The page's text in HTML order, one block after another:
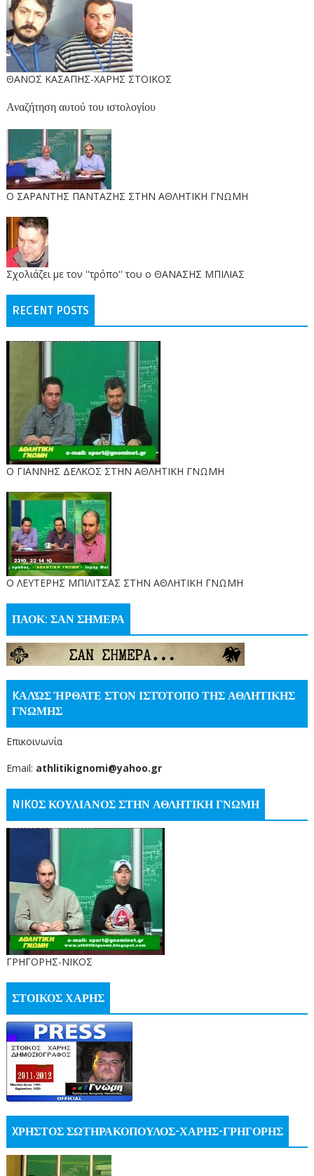
ΘΑΝΟΣ ΚΑΣΑΠΗΣ-ΧΑΡΗΣ ΣΤΟΙΚΟΣ
Αναζήτηση αυτού του ιστολογίου
O ΣΑΡΑΝΤΗΣ ΠΑΝΤΑΖΗΣ ΣΤΗΝ ΑΘΛΗΤΙΚΗ ΓΝΩΜΗ
Σχολιάζει με τον ''τρόπο'' του ο ΘΑΝΑΣΗΣ ΜΠΙΛΙΑΣ
RECENT POSTS
Ο ΓΙΑΝΝΗΣ ΔΕΛΚΟΣ ΣΤΗΝ ΑΘΛΗΤΙΚΗ ΓΝΩΜΗ
O ΛΕΥΤΕΡΗΣ ΜΠΙΛΙΤΣΑΣ ΣΤΗΝ ΑΘΛΗΤΙΚΗ ΓΝΩΜΗ
ΠΑΟΚ: ΣΑΝ ΣΗΜΕΡΑ
KΑΛΏΣ ΉΡΘΑΤΕ ΣΤΟΝ ΙΣΤΌΤΟΠΟ ΤΗΣ ΑΘΛΗΤΙΚΗΣ
ΓΝΩΜΗΣ
Επικοινωνία
Email: athlitikignomi@yahoo.gr
NIKOΣ ΚΟΥΛΙΑΝΟΣ ΣΤΗΝ ΑΘΛΗΤΙΚΗ ΓΝΩΜΗ
ΓΡΗΓΟΡΗΣ-ΝΙΚΟΣ
ΣΤΟΙΚΟΣ ΧΑΡΗΣ
XΡΗΣΤΟΣ ΣΩΤΗΡΑΚΟΠΟΥΛΟΣ-ΧΑΡΗΣ-ΓΡΗΓΟΡΗΣ